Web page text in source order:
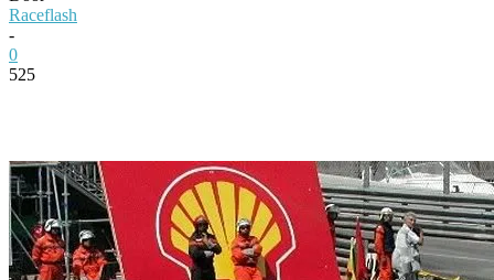
Raceflash
-
0
525